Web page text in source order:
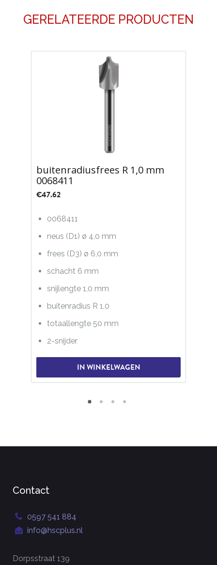
GERELATEERDE PRODUCTEN
buitenradiusfrees R 1,0 mm
0068411
€47.62
0068411
neus (D1) ø 4,0 mm
frees (D3) ø 6,0 mm
schacht 6 mm
snijlengte 1,0 mm
buitenradius R 1,0
totaallengte 50 mm
2-snijder
IN WINKELWAGEN
Contact
0597 541 884
info@hscplus.nl
Dorpsstraat 139